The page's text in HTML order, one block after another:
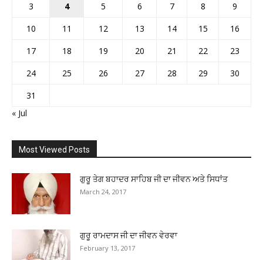
3
4 5 6 7 8
9
10
11 12 13 14 15
16
17
18 19 20 21 22
23
24
25 26 27 28 29
30
31
« Jul
Most Viewed Posts
ਗੁਰੂ ਤੇਗ ਬਹਾਦਰ ਸਾਹਿਬ ਜੀ ਦਾ ਜੀਵਨ ਅਤੇ ਸਿਧਾਂਤ
March 24, 2017
ਗੁਰੂ ਰਾਮਦਾਸ ਜੀ ਦਾ ਜੀਵਨ ਵੇਰਵਾ
February 13, 2017